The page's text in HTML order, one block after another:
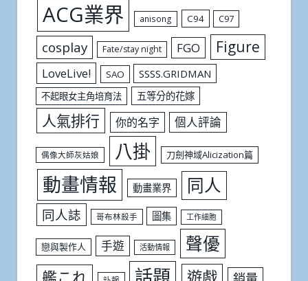
ACG業界 anisong C94 C97
cosplay Fate/stay night FGO Figure
LoveLive! SAO SSSS.GRIDMAN
不起眼女主角培育法 五等分的花嫁
人氣排行 你的名字 個人評論
偶像大師灰姑娘 八掛 刀劍神域Alicization篇
動畫情報 動畫業界 同人
同人誌 哥布林殺手 圖集 工作細胞
戀與製作人 手遊 活動情報 聲優